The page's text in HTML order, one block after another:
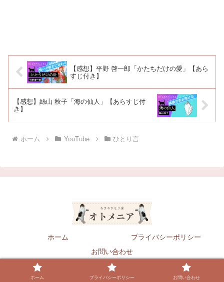
【感想】平野 啓一郎「かたちだけの愛」【あら
すじ付き】
【感想】絲山 秋子「海の仙人」【あらすじ付
き】
ホーム YouTube ひとり言
ホーム
プライバシーポリシー
お問い合わせ
© 2019 オトメニア.
ホーム プライバシーポリシー お問い合わせ